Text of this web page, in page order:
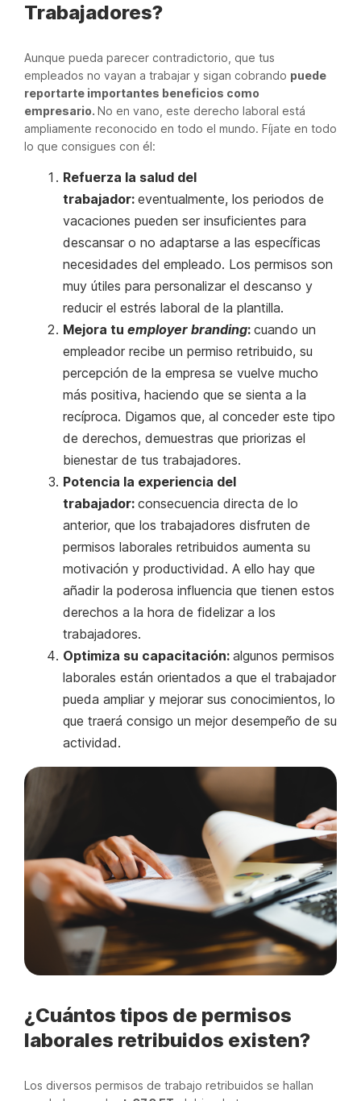
Trabajadores?
Aunque pueda parecer contradictorio, que tus
empleados no vayan a trabajar y sigan cobrando puede
reportarte importantes beneficios como
empresario. No en vano, este derecho laboral está
ampliamente reconocido en todo el mundo. Fíjate en todo
lo que consigues con él:
Refuerza la salud del
trabajador: eventualmente, los periodos de
vacaciones pueden ser insuficientes para
descansar o no adaptarse a las específicas
necesidades del empleado. Los permisos son
muy útiles para personalizar el descanso y
reducir el estrés laboral de la plantilla.
Mejora tu employer branding: cuando un
empleador recibe un permiso retribuido, su
percepción de la empresa se vuelve mucho
más positiva, haciendo que se sienta a la
recíproca. Digamos que, al conceder este tipo
de derechos, demuestras que priorizas el
bienestar de tus trabajadores.
Potencia la experiencia del
trabajador: consecuencia directa de lo
anterior, que los trabajadores disfruten de
permisos laborales retribuidos aumenta su
motivación y productividad. A ello hay que
añadir la poderosa influencia que tienen estos
derechos a la hora de fidelizar a los
trabajadores.
Optimiza su capacitación: algunos permisos
laborales están orientados a que el trabajador
pueda ampliar y mejorar sus conocimientos, lo
que traerá consigo un mejor desempeño de su
actividad.
¿Cuántos tipos de permisos
laborales retribuidos existen?
Los diversos permisos de trabajo retribuidos se hallan